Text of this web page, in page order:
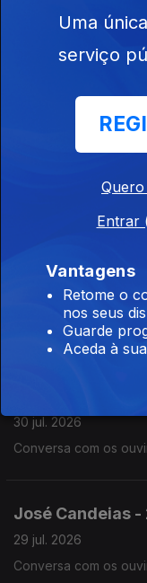
José Candeias -
Conversa com os
Conversa com os
José Candeias -
30 jul. 2026
Conversa com os
30 jul. 2026
Conversa com os
José Candeias -
29 jul. 2026
Conversa com os
Uma
serviço
Entrar
Vantagens
Retome o
nos seus
Guarde
Aceda à